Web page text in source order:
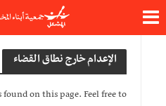
الإعدام خارج نطاق القضاء
found on this page. Feel free to